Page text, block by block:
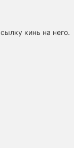
кинь на него.